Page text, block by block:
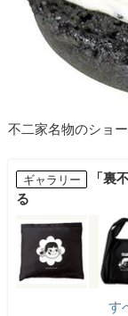
不二家名物のショ
ギャラリー
「裏
る
す